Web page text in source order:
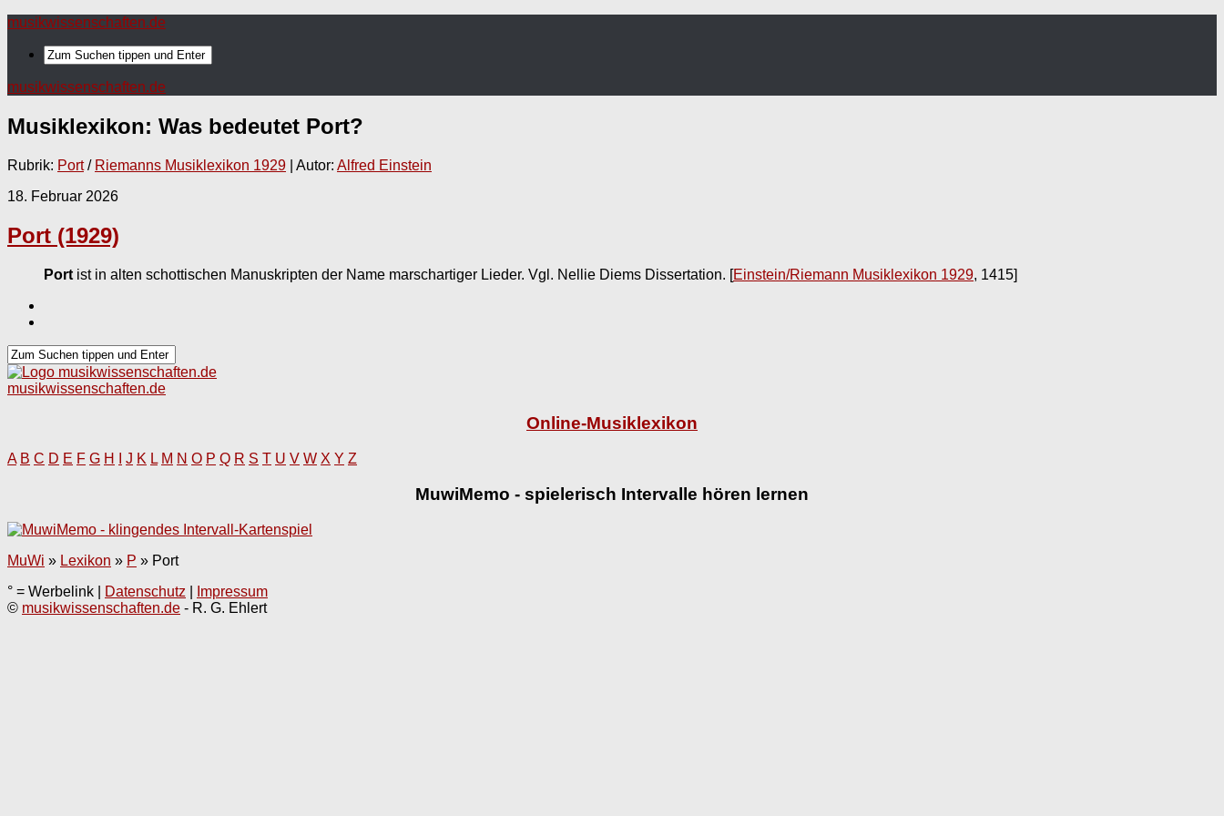
musikwissenschaften.de
musikwissenschaften.de
Musiklexikon: Was bedeutet Port?
Rubrik: Port/ Riemanns Musiklexikon 1929 | Autor: Alfred Einstein
18. Februar 2026
Port (1929)
Port ist in alten schottischen Manuskripten der Name marschartiger Lieder. Vgl. Nellie Diems Dissertation. [Einstein/Riemann Musiklexikon 1929, 1415]
musikwissenschaften.de
Online-Musiklexikon
A B C D E F G H J K L M N O P Q R S T U V W X Y Z
MuwiMemo - spielerisch Intervalle hören lernen
MuWi » Lexikon » P » Port
° = Werbelink |
Datenschutz
Impressum
© musikwissenschaften.de - R. G. Ehlert